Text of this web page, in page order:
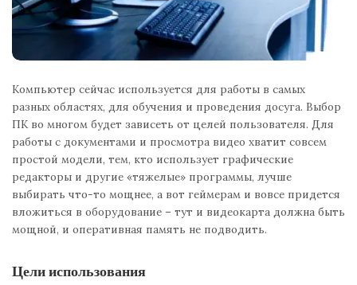
Компьютер сейчас используется для работы в самых
разных областях, для обучения и проведения досуга. Выбор
ПК во многом будет зависеть от целей пользователя. Для
работы с документами и просмотра видео хватит совсем
простой модели, тем, кто использует графические
редакторы и другие «тяжелые» программы, лучше
выбирать что-то мощнее, а вот геймерам и вовсе придется
вложиться в оборудование – тут и видеокарта должна быть
мощной, и оперативная память не подводить.
Цели использования